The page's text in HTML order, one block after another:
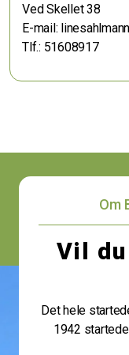
Ved Skellet 38
E-mail:
Tlf.: 51608917
Om
Vil
Det hele
1942